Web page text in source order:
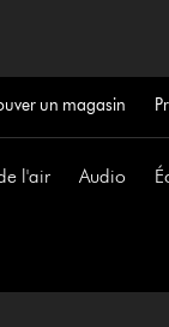
un magasin
l'air Audio